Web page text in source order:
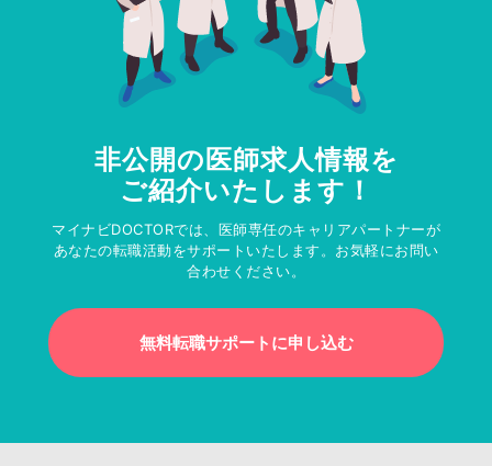
非公開の医師求人情報を
ご紹介いたします！
マイナビDOCTORでは、医師専任のキャリアパートナーが
あなたの転職活動をサポートいたします。お気軽にお問い
合わせください。
無料転職サポートに申し込む